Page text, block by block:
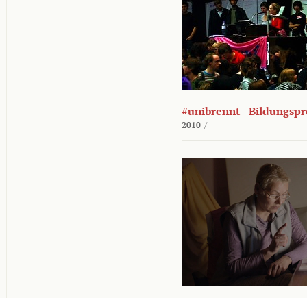
#unibrennt -
2010 /